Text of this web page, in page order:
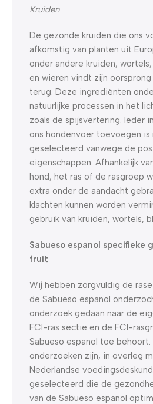
Kruiden
De gezonde kruiden die ons
afkomstig van planten uit
onder andere kruiden,
en wieren vindt zijn
terug. Deze ingrediënten
natuurlijke processen in het
zoals de spijsvertering. Ieder
ons hondenvoer toevoegen
geselecteerd vanwege de
eigenschappen. Afhankelijk
hond, het ras of de rasgroep
extra onder de aandacht
klachten kunnen worden
gebruik van kruiden, wortels,
Sabueso espanol specifieke
fruit
Wij hebben zorgvuldig de
de Sabueso espanol
onderzoek gedaan naar de
FCI-ras sectie en de FCI-
Sabueso espanol toe
onderzoeken zijn, in overleg
Nederlandse
geselecteerd die de
van de Sabueso espanol